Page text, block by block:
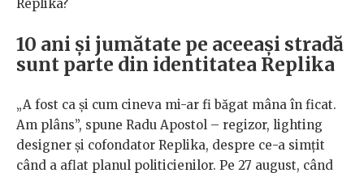
Replika?
10 ani și jumătate pe aceeași stradă
sunt parte din identitatea Replika
„A fost ca și cum cineva mi-ar fi băgat mâna în ficat.
Am plâns”, spune Radu Apostol – regizor, lighting
designer și cofondator Replika, despre ce-a simțit
când a aflat planul politicienilor. Pe 27 august, când